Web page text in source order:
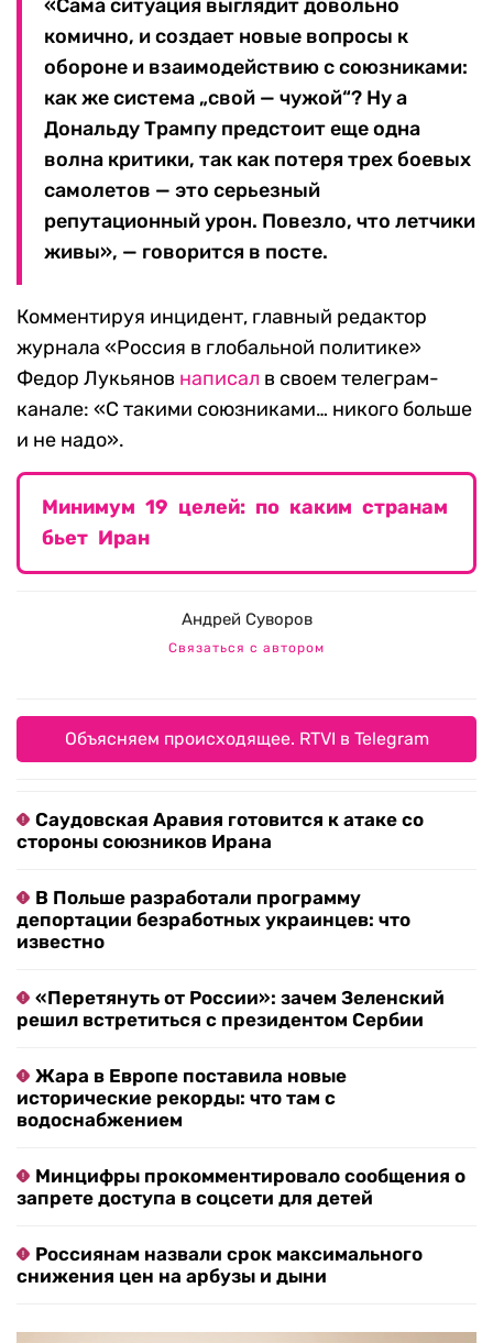
«Сама ситуация выглядит довольно
комично, и создает новые вопросы к
обороне и взаимодействию с союзниками:
как же система „свой — чужой“? Ну а
Дональду Трампу предстоит еще одна
волна критики, так как потеря трех боевых
самолетов — это серьезный
репутационный урон. Повезло, что летчики
живы», — говорится в посте.
Комментируя инцидент, главный редактор
журнала «Россия в глобальной политике»
Федор Лукьянов написал в своем телеграм-
канале: «С такими союзниками… никого больше
и не надо».
Минимум 19 целей: по каким странам
бьет Иран
Андрей Суворов
Связаться с автором
Объясняем происходящее. RTVI в Telegram
Саудовская Аравия готовится к атаке со
стороны союзников Ирана
В Польше разработали программу
депортации безработных украинцев: что
известно
«Перетянуть от России»: зачем Зеленский
решил встретиться с президентом Сербии
Жара в Европе поставила новые
исторические рекорды: что там с
водоснабжением
Минцифры прокомментировало сообщения о
запрете доступа в соцсети для детей
Россиянам назвали срок максимального
снижения цен на арбузы и дыни